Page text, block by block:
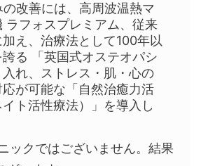
改善には、高周波温熱マ
ラフォスプレミアム、従来
え、治療法として100年以
る 「英国式オステオパシ
れ、ストレス・肌・心の
が可能な「自然治癒力活
ト活性療法）」を導入し
ックではございません。結果